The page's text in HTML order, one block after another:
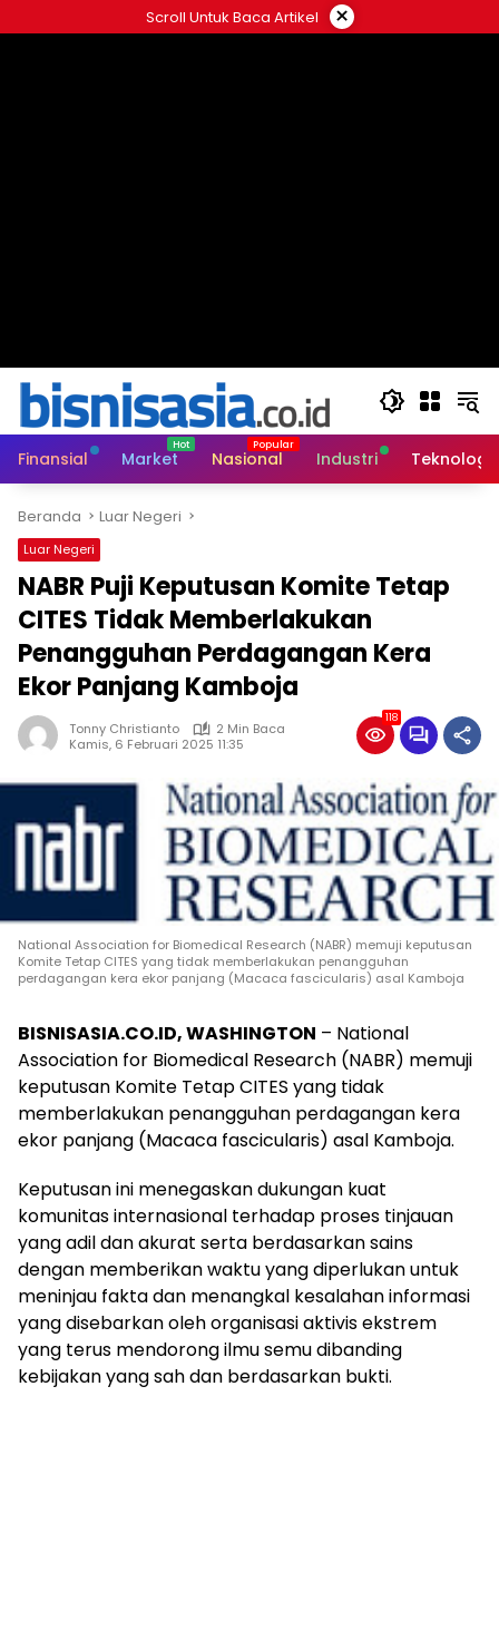
ke
Scroll Untuk Baca Artikel ×
Finansial Market Nasional Industri Teknologi
Beranda Luar Negeri
Luar Negeri
NABR Puji Keputusan Komite Tetap
CITES Tidak Memberlakukan
Penangguhan Perdagangan Kera
Ekor Panjang Kamboja
Tonny Christianto
2 Min Baca
Kamis, 6 Februari 2025 11:35
118
National Association for Biomedical Research (NABR) memuji keputusan
Komite Tetap CITES yang tidak memberlakukan penangguhan
perdagangan kera ekor panjang (Macaca fascicularis) asal Kamboja
BISNISASIA.CO.ID, WASHINGTON – National
Association for Biomedical Research (NABR) memuji
keputusan Komite Tetap CITES yang tidak
memberlakukan penangguhan perdagangan kera
ekor panjang (Macaca fascicularis) asal Kamboja.
Keputusan ini menegaskan dukungan kuat
komunitas internasional terhadap proses tinjauan
yang adil dan akurat serta berdasarkan sains
dengan memberikan waktu yang diperlukan untuk
meninjau fakta dan menangkal kesalahan informasi
yang disebarkan oleh organisasi aktivis ekstrem
yang terus mendorong ilmu semu dibanding
kebijakan yang sah dan berdasarkan bukti.